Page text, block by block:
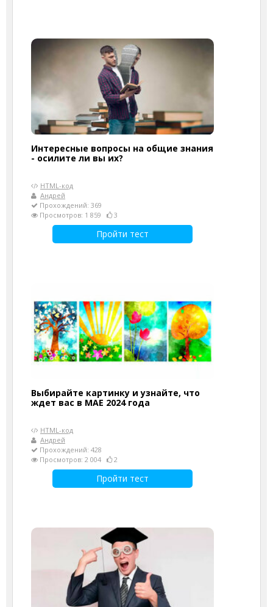
Интересные вопросы на общие знания
- осилите ли вы их?
HTML-код
Андрей
Прохождений: 369
Просмотров: 1 859
3
Пройти тест
Выбирайте картинку и узнайте, что
ждет вас в МАЕ 2024 года
HTML-код
Андрей
Прохождений: 428
Просмотров: 2 004
2
Пройти тест